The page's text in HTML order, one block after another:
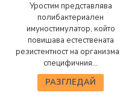
Уростим представлява
полибактериален
имуностимулатор, който
повишава естествената
резистентност на
специфичния...
РАЗГЛЕДАЙ